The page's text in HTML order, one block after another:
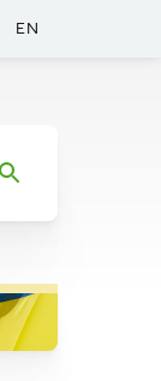
EN